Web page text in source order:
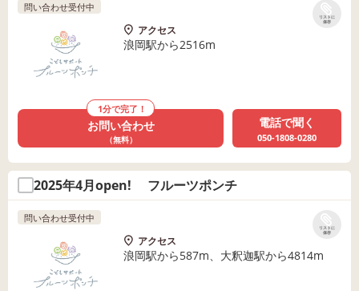
リストに
保存
問い合わせ受付中
アクセス
浪岡駅から2516m
1分で完了！
お問い合わせ
（無料）
電話で聞く
050-1808-0280
2025年4月open! フルーツポンチ
リストに
保存
問い合わせ受付中
アクセス
浪岡駅から587m、大釈迦駅から4814m